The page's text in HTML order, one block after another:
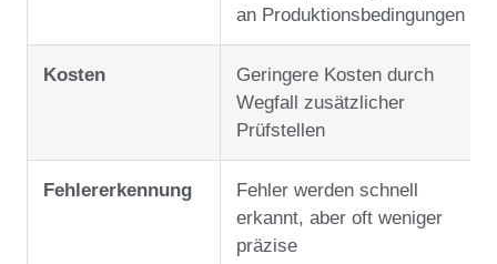
an Produktionsbedingungen
Kosten
Geringere Kosten durch
Wegfall zusätzlicher
Prüfstellen
Fehlererkennung
Fehler werden schnell
erkannt, aber oft weniger
präzise